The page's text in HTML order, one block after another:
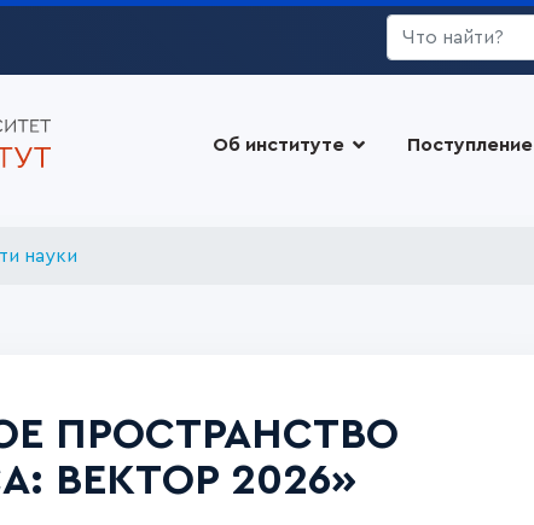
Искать...
Об институте Поступление
науки
ПРОСТРАНСТВО
ВЕКТОР 2026»